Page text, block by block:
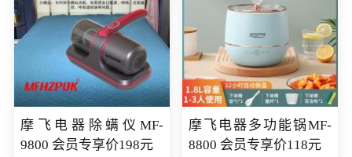
摩飞电器除螨仪MF-
9800 会员专享价198元
摩飞电器多功能锅MF-
8800 会员专享价118元